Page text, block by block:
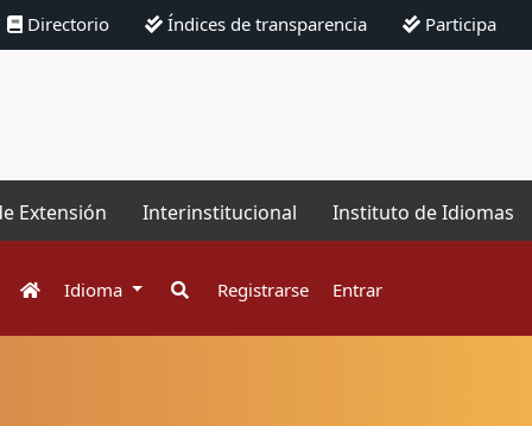
Directorio Índices de transparencia Participa
Extensión Interinstitucional Instituto de Idiomas
Idioma Registrarse Entrar